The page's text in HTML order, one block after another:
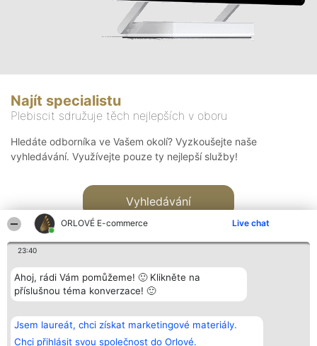
ORLOVÉ E-commerce Live chat
23:40
Ahoj, rádi Vám pomůžeme! 🙂 Klikněte na
příslušnou téma konverzace! 🙂
Jsem laureát, chci získat marketingové materiály.
Chci přihlásit svou společnost do Orlové.
Najít specialistu
Plebiscit sdružuje těch nejlepších v oboru
Hledáte odborníka ve Vašem okolí? Vyzkoušejte naše
vyhledávání. Využívejte pouze ty nejlepší služby!
Vyhledávání
Bright Side Solutions sp. z o.
o. sp. k.
ul. Ruska 22
Vítězové
Seznam všech
laureátů
Kontakt